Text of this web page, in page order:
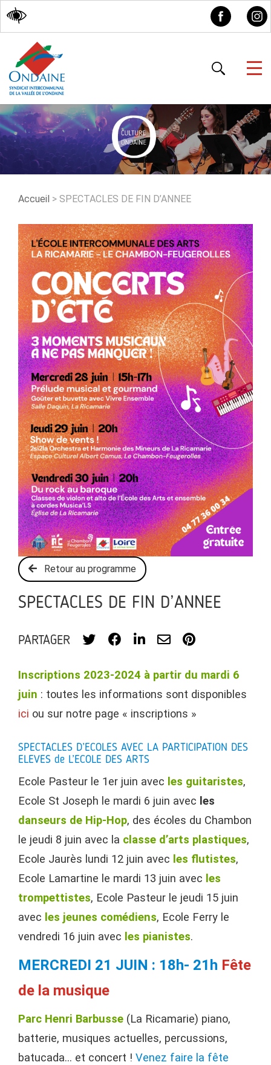
Accessibilité
Accueil > SPECTACLES DE FIN D’ANNEE
Retour au programme
SPECTACLES DE FIN D’ANNEE
PARTAGER
Inscriptions 2023-2024 à partir du mardi 6
juin : toutes les informations sont disponibles
ici ou sur notre page « inscriptions »
SPECTACLES D’ECOLES AVEC LA PARTICIPATION DES
ELEVES de L’ECOLE DES ARTS
Ecole Pasteur le 1er juin avec les guitaristes,
Ecole St Joseph le mardi 6 juin avec les
danseurs de Hip-Hop, des écoles du Chambon
le jeudi 8 juin avec la classe d’arts plastiques,
Ecole Jaurès lundi 12 juin avec les flutistes,
Ecole Lamartine le mardi 13 juin avec les
trompettistes, Ecole Pasteur le jeudi 15 juin
avec les jeunes comédiens, Ecole Ferry le
vendredi 16 juin avec les pianistes.
MERCREDI 21 JUIN : 18h- 21h Fête
de la musique
Parc Henri Barbusse (La Ricamarie) piano,
batterie, musiques actuelles, percussions,
batucada… et concert ! Venez faire la fête